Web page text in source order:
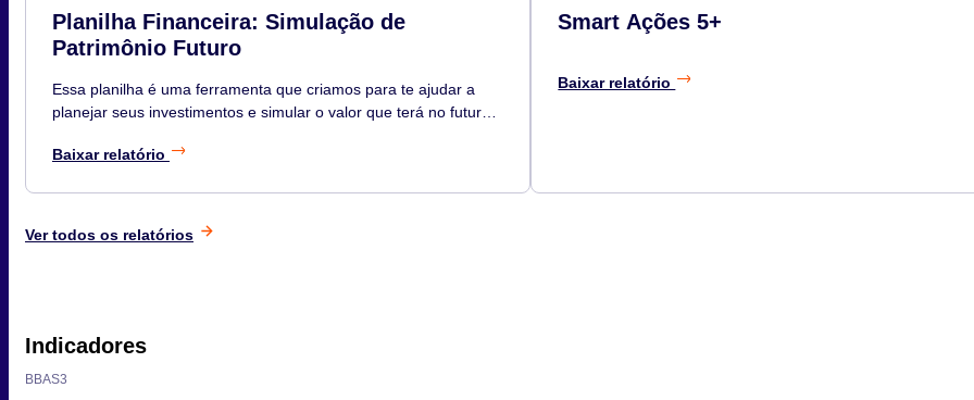
Planilha Financeira: Simulação de
Patrimônio Futuro
Essa planilha é uma ferramenta que criamos para te ajudar a
planejar seus investimentos e simular o valor que terá no futuro,
Baixar relatório
Smart Ações 5+
Baixar relatório
Ver todos os relatórios
Indicadores
BBAS3